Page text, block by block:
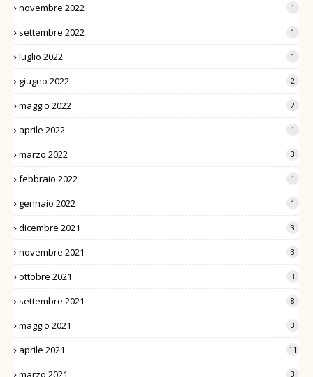
novembre 2022 1
settembre 2022 1
luglio 2022 1
giugno 2022 2
maggio 2022 2
aprile 2022 1
marzo 2022 3
febbraio 2022 1
gennaio 2022 1
dicembre 2021 3
novembre 2021 3
ottobre 2021 3
settembre 2021 8
maggio 2021 3
aprile 2021 11
marzo 2021 3